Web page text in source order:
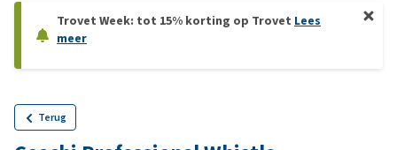
Trovet Week: tot 15% korting op Trovet Lees
meer
Terug